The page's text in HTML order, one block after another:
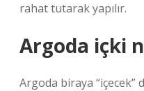
rahat tutarak yapılır.
Argoda içki
Argoda biraya “içecek”